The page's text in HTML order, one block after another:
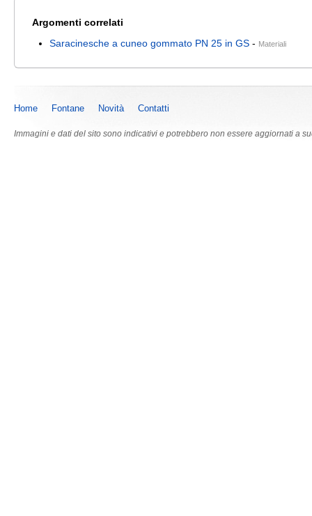
Argomenti correlati
Saracinesche a cuneo gommato PN 25 in GS - Materiali
Home Fontane Novità Contatti
Immagini e dati del sito sono indicativi e potrebbero non essere aggiornati a